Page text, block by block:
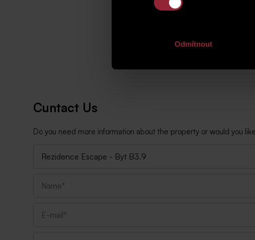
Odmítnout
Cuntact Us
Do you need more information about the property or would you